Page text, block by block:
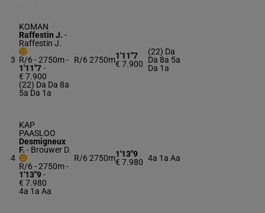
3
KOMAN
Raffestin J. -
Raffestin J.
R/6 - 2750m-
1'11"7-
€ 7.900
(22) Da Da 8a
5a Da 1a
R/6 2750m1'11"7
€ 7.900
(22) Da
Da 8a 5a
Da 1a
4
KAP
PAASLOO
Desmigneux
F. - Brouwer D.
R/6 - 2750m-
1'13"9-
€ 7.980
4a 1a Aa
R/6 2750m1'13"9
€ 7.980 4a 1a Aa